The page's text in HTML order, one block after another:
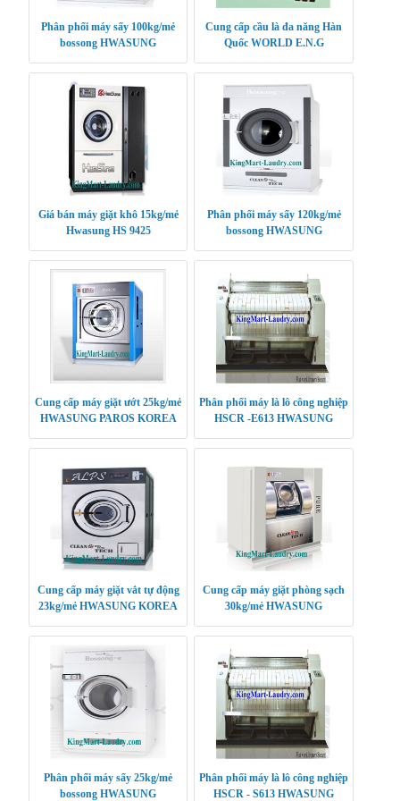
Phân phối máy sấy 100kg/mẻ
bossong HWASUNG
Cung cấp cầu là đa năng Hàn
Quốc WORLD E.N.G
Giá bán máy giặt khô 15kg/mẻ
Hwasung HS 9425
Phân phối máy sấy 120kg/mẻ
bossong HWASUNG
Cung cấp máy giặt ướt 25kg/mẻ
HWASUNG PAROS KOREA
Phân phối máy là lô công nghiệp
HSCR -E613 HWASUNG
Cung cấp máy giặt vắt tự động
23kg/mẻ HWASUNG KOREA
Cung cấp máy giặt phòng sạch
30kg/mẻ HWASUNG
Phân phối máy sấy 25kg/mẻ
bossong HWASUNG
Phân phối máy là lô công nghiệp
HSCR - S613 HWASUNG